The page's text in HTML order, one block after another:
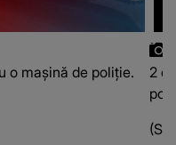
o mașină de poliție.
2